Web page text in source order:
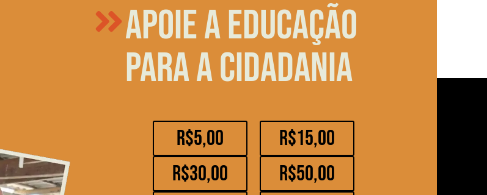
Apoie a educação
para a cidadania
R$5,00
R$30,00
R$15,00
R$50,00